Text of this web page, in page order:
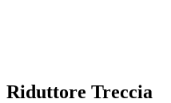
Riduttore Treccia